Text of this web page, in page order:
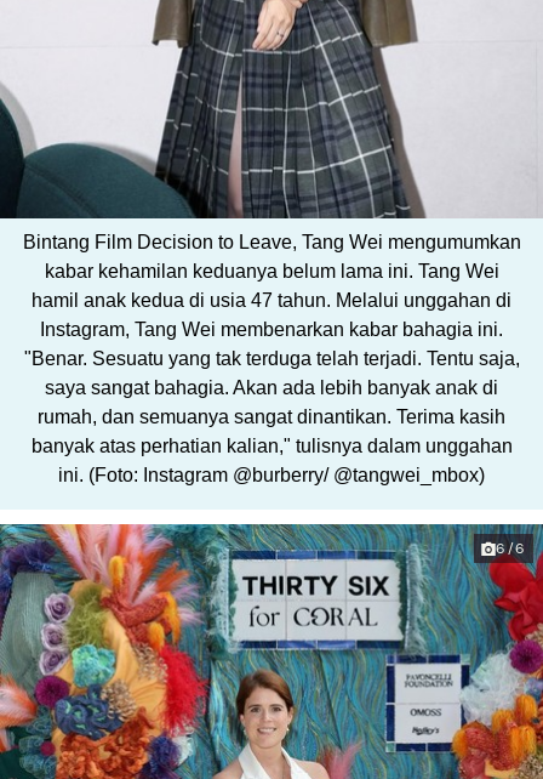
Bintang Film Decision to Leave, Tang Wei mengumumkan
kabar kehamilan keduanya belum lama ini. Tang Wei
hamil anak kedua di usia 47 tahun. Melalui unggahan di
Instagram, Tang Wei membenarkan kabar bahagia ini.
"Benar. Sesuatu yang tak terduga telah terjadi. Tentu saja,
saya sangat bahagia. Akan ada lebih banyak anak di
rumah, dan semuanya sangat dinantikan. Terima kasih
banyak atas perhatian kalian," tulisnya dalam unggahan
ini. (Foto: Instagram @burberry/ @tangwei_mbox)
6/6